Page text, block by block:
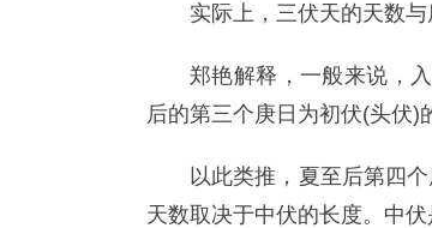
实际上，三伏天的天数与
郑艳解释，一般来说，
后的第三个庚日为初伏(头伏)
以此类推，夏至后第四
天数取决于中伏的长度。中伏